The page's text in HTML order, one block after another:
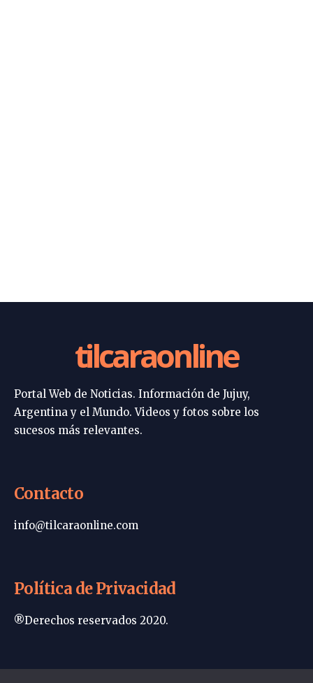
tilcaraonline
Portal Web de Noticias. Información de Jujuy,
Argentina y el Mundo. Videos y fotos sobre los
sucesos más relevantes.
Contacto
info@tilcaraonline.com
Política de Privacidad
®Derechos reservados 2020.